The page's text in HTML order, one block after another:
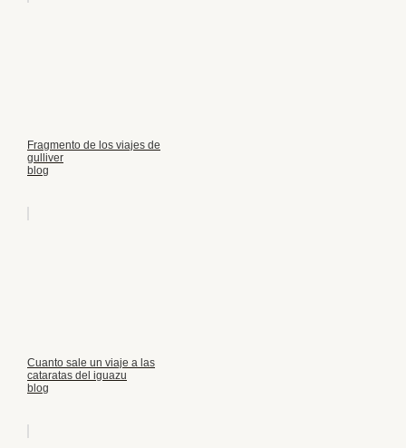
Fragmento de los viajes de
gulliver
blog
Cuanto sale un viaje a las
cataratas del iguazu
blog